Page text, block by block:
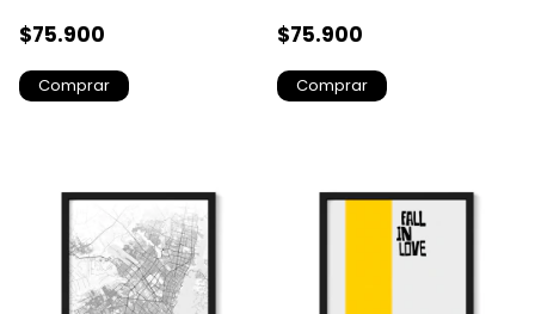
$75.900
Comprar
$75.900
Comprar